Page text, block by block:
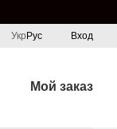
Укр Рус Вход
Мой заказ